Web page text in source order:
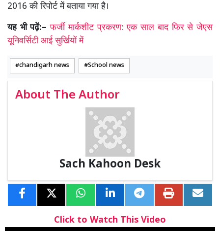
2016 की रिपोर्ट में बताया गया है।
यह भी पढ़ें:–फर्जी मार्कशीट प्रकरण: एक साल बाद फिर से जेएस
यूनिवर्सिटी आई सुर्खियों में
chandigarh news School news
About The Author
Sach Kahoon Desk
Click to Watch This Video